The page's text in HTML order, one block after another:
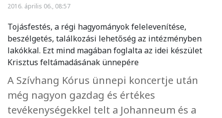
2016. április 06., 08:57
Tojásfestés, a régi hagyományok felelevenítése,
beszélgetés, találkozási lehetőség az intézményben
lakókkal. Ezt mind magában foglalta az idei készület
Krisztus feltámadásának ünnepére
A Szívhang Kórus ünnepi koncertje után
még nagyon gazdag és értékes
tevékenységekkel telt a Johanneum és a